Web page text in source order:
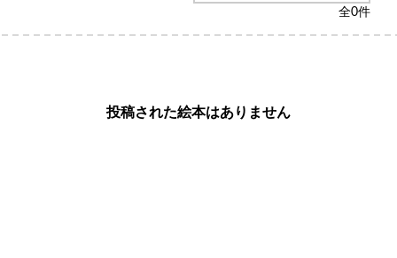
全0件
投稿された絵本はありません